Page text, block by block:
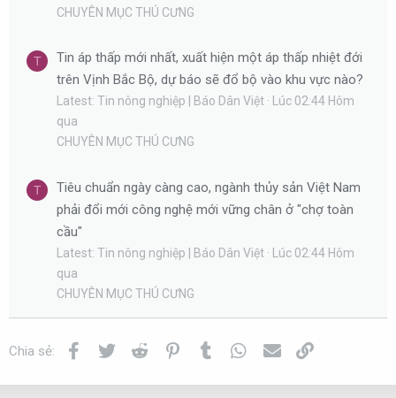
CHUYÊN MỤC THÚ CƯNG
T
Tin áp thấp mới nhất, xuất hiện một áp thấp nhiệt đới
trên Vịnh Bắc Bộ, dự báo sẽ đổ bộ vào khu vực nào?
Latest: Tin nông nghiệp | Báo Dân Việt
Lúc 02:44 Hôm
qua
CHUYÊN MỤC THÚ CƯNG
T
Tiêu chuẩn ngày càng cao, ngành thủy sản Việt Nam
phải đổi mới công nghệ mới vững chân ở "chợ toàn
cầu"
Latest: Tin nông nghiệp | Báo Dân Việt
Lúc 02:44 Hôm
qua
CHUYÊN MỤC THÚ CƯNG
Chia sẻ: Facebook
Twitter Reddit PinterestTumblr WhatsApp
Email